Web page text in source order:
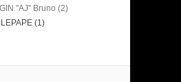
"AJ" Bruno (2)
(1)